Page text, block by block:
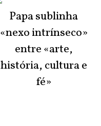
Papa sublinha
«nexo intrínseco»
entre «arte,
história, cultura e
fé»